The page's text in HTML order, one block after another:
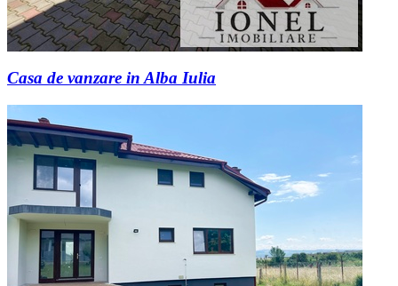
Casa de vanzare in Alba Iulia